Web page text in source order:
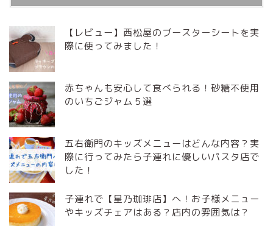
【レビュー】西松屋のブースターシートを実
際に使ってみました！
赤ちゃんも安心して食べられる！砂糖不使用
のいちごジャム５選
五右衛門のキッズメニューはどんな内容？実
際に行ってみたら子連れに優しいパスタ店で
した！
子連れで【星乃珈琲店】へ！お子様メニュー
やキッズチェアはある？店内の雰囲気は？